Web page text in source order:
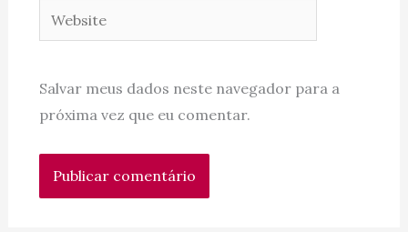
Website
Salvar meus dados neste navegador para a
próxima vez que eu comentar.